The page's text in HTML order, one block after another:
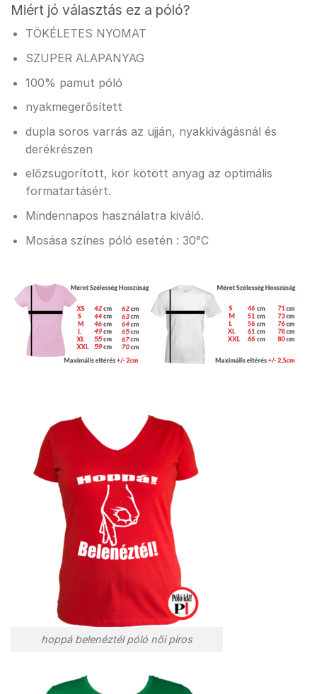
Miért jó választás ez a póló?
TÖKÉLETES NYOMAT
SZUPER ALAPANYAG
100% pamut póló
nyakmegerősített
dupla soros varrás az ujján, nyakkivágásnál és
derékrészen
előzsugorított, kör kötött anyag az optimális
formatartásért.
Mindennapos használatra kiváló.
Mosása színes póló esetén : 30°C
hoppá belenéztél póló női piros